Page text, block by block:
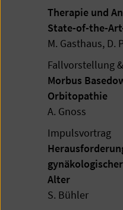
Therapie und
State-of-the-
M. Gasthaus, D.
Fallvorstellung
Morbus
Orbitopathie
A. Gnoss
Impulsvortrag
Alter
S. Bühler